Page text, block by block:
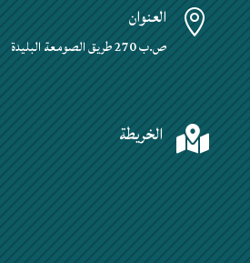
 العنوان
ص.ب 270 طريق الصومعة البليدة
 الخريطة